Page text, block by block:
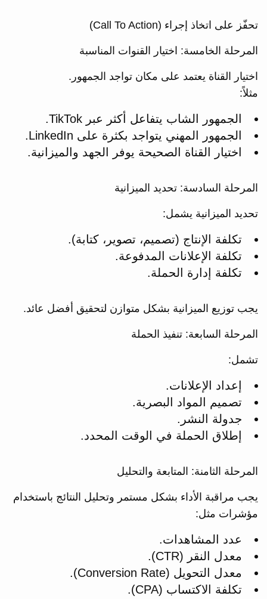
تحفّز على اتخاذ إجراء (Call To Action)
المرحلة الخامسة: اختيار القنوات المناسبة
اختيار القناة يعتمد على مكان تواجد الجمهور.
مثلاً:
الجمهور الشاب يتفاعل أكثر عبر TikTok.
الجمهور المهني يتواجد بكثرة على LinkedIn.
اختيار القناة الصحيحة يوفر الجهد والميزانية.
المرحلة السادسة: تحديد الميزانية
تحديد الميزانية يشمل:
تكلفة الإنتاج (تصميم، تصوير، كتابة).
تكلفة الإعلانات المدفوعة.
تكلفة إدارة الحملة.
يجب توزيع الميزانية بشكل متوازن لتحقيق أفضل عائد.
المرحلة السابعة: تنفيذ الحملة
تشمل:
إعداد الإعلانات.
تصميم المواد البصرية.
جدولة النشر.
إطلاق الحملة في الوقت المحدد.
المرحلة الثامنة: المتابعة والتحليل
يجب مراقبة الأداء بشكل مستمر وتحليل النتائج باستخدام
مؤشرات مثل:
عدد المشاهدات.
معدل النقر (CTR).
معدل التحويل (Conversion Rate).
تكلفة الاكتساب (CPA).